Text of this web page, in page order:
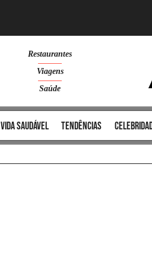
Restaurantes
Viagens
Saúde
vida saudável tendências